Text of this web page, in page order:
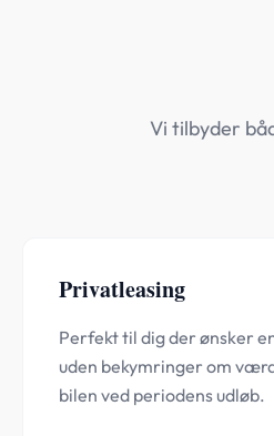
Vi tilbyder
Privatleasing
Perfekt til dig der ønsker
uden bekymringer om
bilen ved periodens udløb.